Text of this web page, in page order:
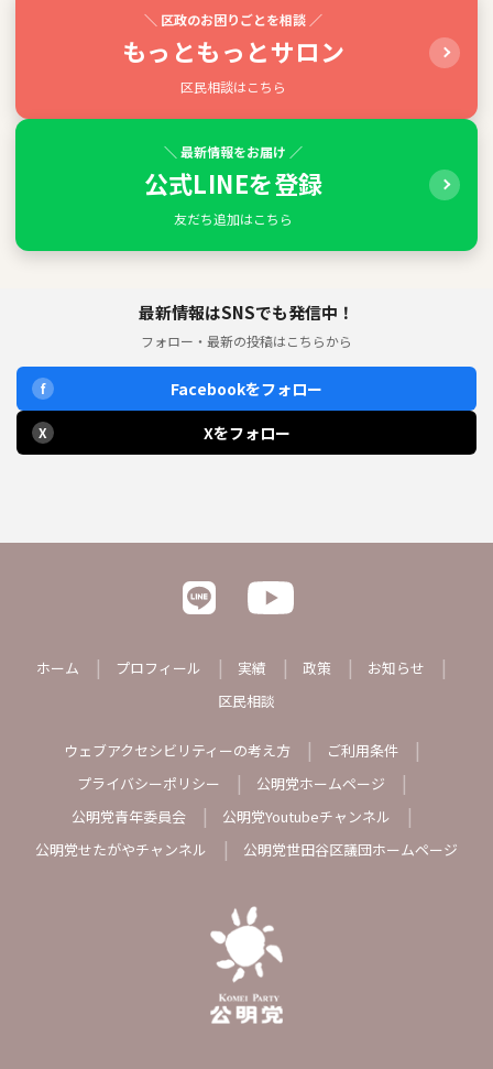
＼ 区政のお困りごとを相談 ／
もっともっとサロン
区民相談はこちら
＼ 最新情報をお届け ／
公式LINEを登録
友だち追加はこちら
最新情報はSNSでも発信中！
フォロー・最新の投稿はこちらから
f Facebookをフォロー
X Xをフォロー
ホーム プロフィール 実績 政策
お知らせ
区民相談
ウェブアクセシビリティーの考え方
ご利用条件
プライバシーポリシー
公明党ホームページ
公明党青年委員会
公明党Youtubeチャンネル
公明党せたがやチャンネル
公明党世田谷区議団ホームページ